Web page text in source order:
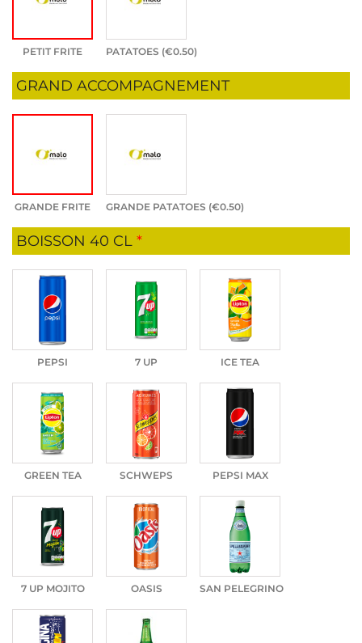
PETIT FRITE PATATOES (€0.50)
GRAND ACCOMPAGNEMENT
GRANDE FRITE GRANDE PATATOES (€0.50)
BOISSON 40 CL *
PEPSI 7 UP ICE TEA
GREEN TEA SCHWEPS PEPSI MAX
7 UP MOJITO OASIS SAN PELEGRINO